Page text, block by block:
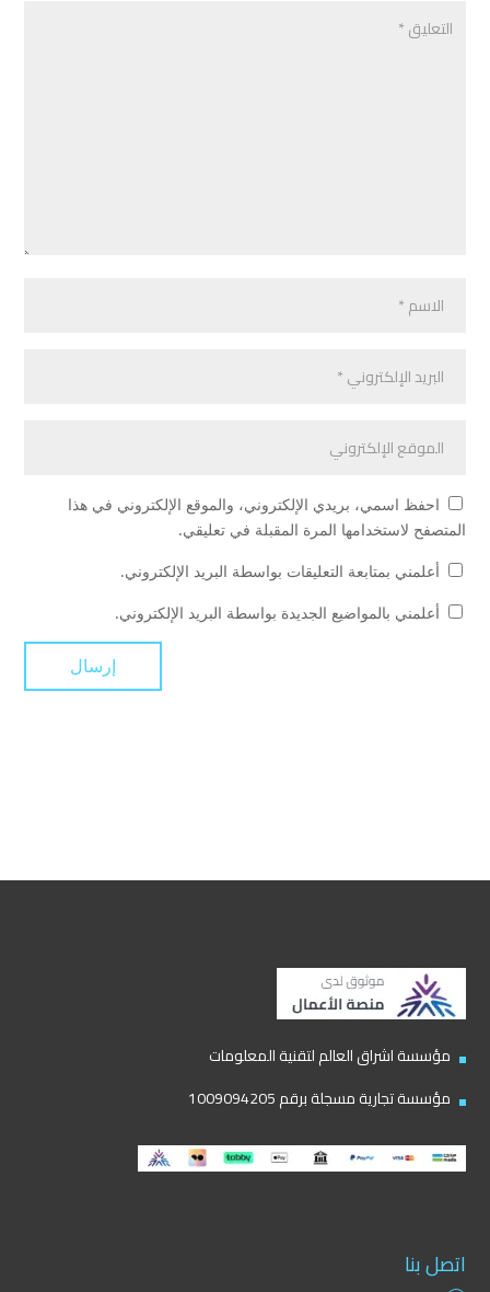
احفظ اسمي، بريدي الإلكتروني، والموقع الإلكتروني في هذا
المتصفح لاستخدامها المرة المقبلة في تعليقي.
أعلمني بمتابعة التعليقات بواسطة البريد الإلكتروني.
أعلمني بالمواضيع الجديدة بواسطة البريد الإلكتروني.
مؤسسة اشراق العالم لتقنية المعلومات
مؤسسة تجارية مسجلة برقم 1009094205
اتصل بنا